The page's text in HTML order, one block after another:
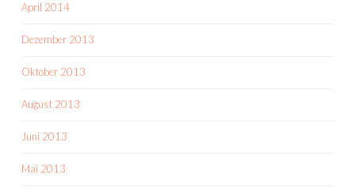
April 2014
Dezember 2013
Oktober 2013
August 2013
Juni 2013
Mai 2013